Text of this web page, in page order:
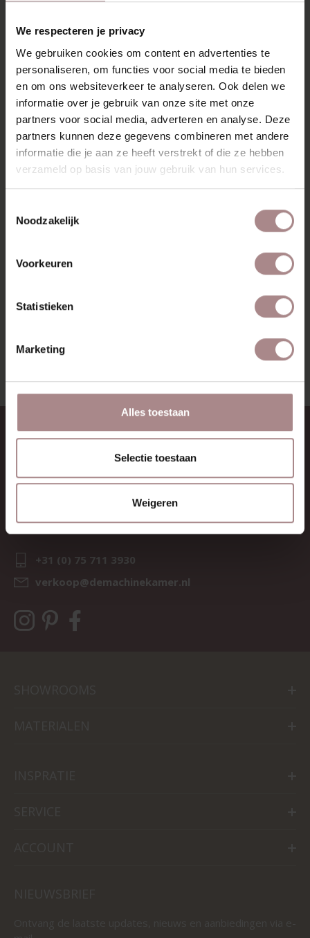
We respecteren je privacy
We gebruiken cookies om content en advertenties te
personaliseren, om functies voor social media te bieden
en om ons websiteverkeer te analyseren. Ook delen we
informatie over je gebruik van onze site met onze
partners voor social media, adverteren en analyse. Deze
partners kunnen deze gegevens combineren met andere
informatie die je aan ze heeft verstrekt of die ze hebben
verzameld op basis van jouw gebruik van hun services.
Noodzakelijk
Voorkeuren
Statistieken
Marketing
Alles toestaan
Selectie toestaan
Weigeren
RECENT BEKEKEN
STOFSTAAL
VANAF
CONTACT
Sav & Økse is een onderdeel van
De Machinekamer
IBAN:NL21 RABO 0126 3237 47
+31 (0) 75 711 3930
verkoop@demachinekamer.nl